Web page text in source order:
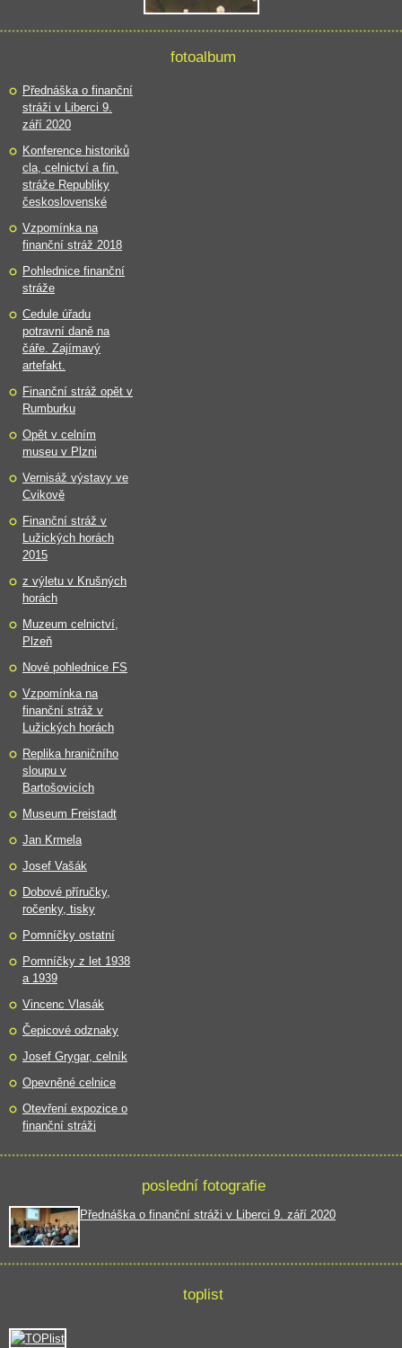
fotoalbum
Přednáška o finanční
stráži v Liberci 9.
září 2020
Konference historiků
cla, celnictví a fin.
stráže Republiky
československé
Vzpomínka na
finanční stráž 2018
Pohlednice finanční
stráže
Cedule úřadu
potravní daně na
čáře. Zajímavý
artefakt.
Finanční stráž opět v
Rumburku
Opět v celním
museu v Plzni
Vernisáž výstavy ve
Cvikově
Finanční stráž v
Lužických horách
2015
z výletu v Krušných
horách
Muzeum celnictví,
Plzeň
Nové pohlednice FS
Vzpomínka na
finanční stráž v
Lužických horách
Replika hraničního
sloupu v
Bartošovicích
Museum Freistadt
Jan Krmela
Josef Vašák
Dobové příručky,
ročenky, tisky
Pomníčky ostatní
Pomníčky z let 1938
a 1939
Vincenc Vlasák
Čepicové odznaky
Josef Grygar, celník
Opevněné celnice
Otevření expozice o
finanční stráži
poslední fotografie
Přednáška o finanční stráži v Liberci 9. září 2020
toplist